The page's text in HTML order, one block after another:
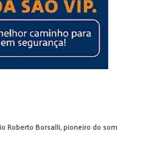
Roberto Borsalli, pioneiro do som